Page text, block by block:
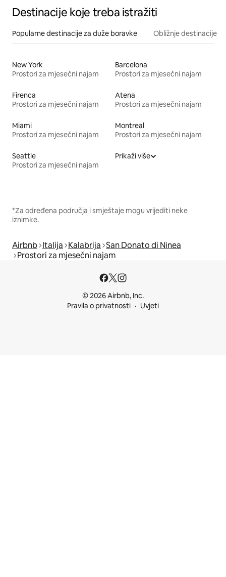
Destinacije koje treba istražiti
Popularne destinacije za duže boravke Obližnje destinacije
New York
Prostori za mjesečni najam
Barcelona
Prostori za mjesečni najam
Firenca
Prostori za mjesečni najam
Atena
Prostori za mjesečni najam
Miami
Prostori za mjesečni najam
Montreal
Prostori za mjesečni najam
Seattle
Prostori za mjesečni najam
Prikaži više
*Za određena područja i smještaje mogu vrijediti neke
iznimke.
Airbnb Italija Kalabrija San Donato di Ninea
Prostori za mjesečni najam
© 2026 Airbnb, Inc.
Pravila o privatnosti
Uvjeti